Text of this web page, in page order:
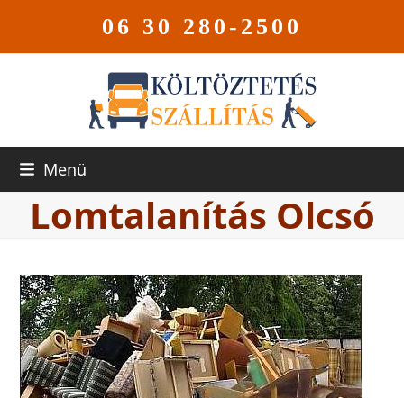
06 30 280-2500
Menü
Lomtalanítás Olcsó